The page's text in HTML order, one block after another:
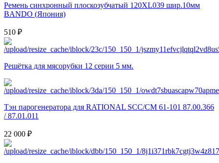
Ремень синхронный плоскозубчатый 120XL039 шир.10мм
BANDO (Япония)
510 ₽
Решётка для мясорубки 12 серии 5 мм.
Тэн парогенератора для RATIONAL SCC/CM 61-101 87.00.366
/ 87.01.011
22 000 ₽